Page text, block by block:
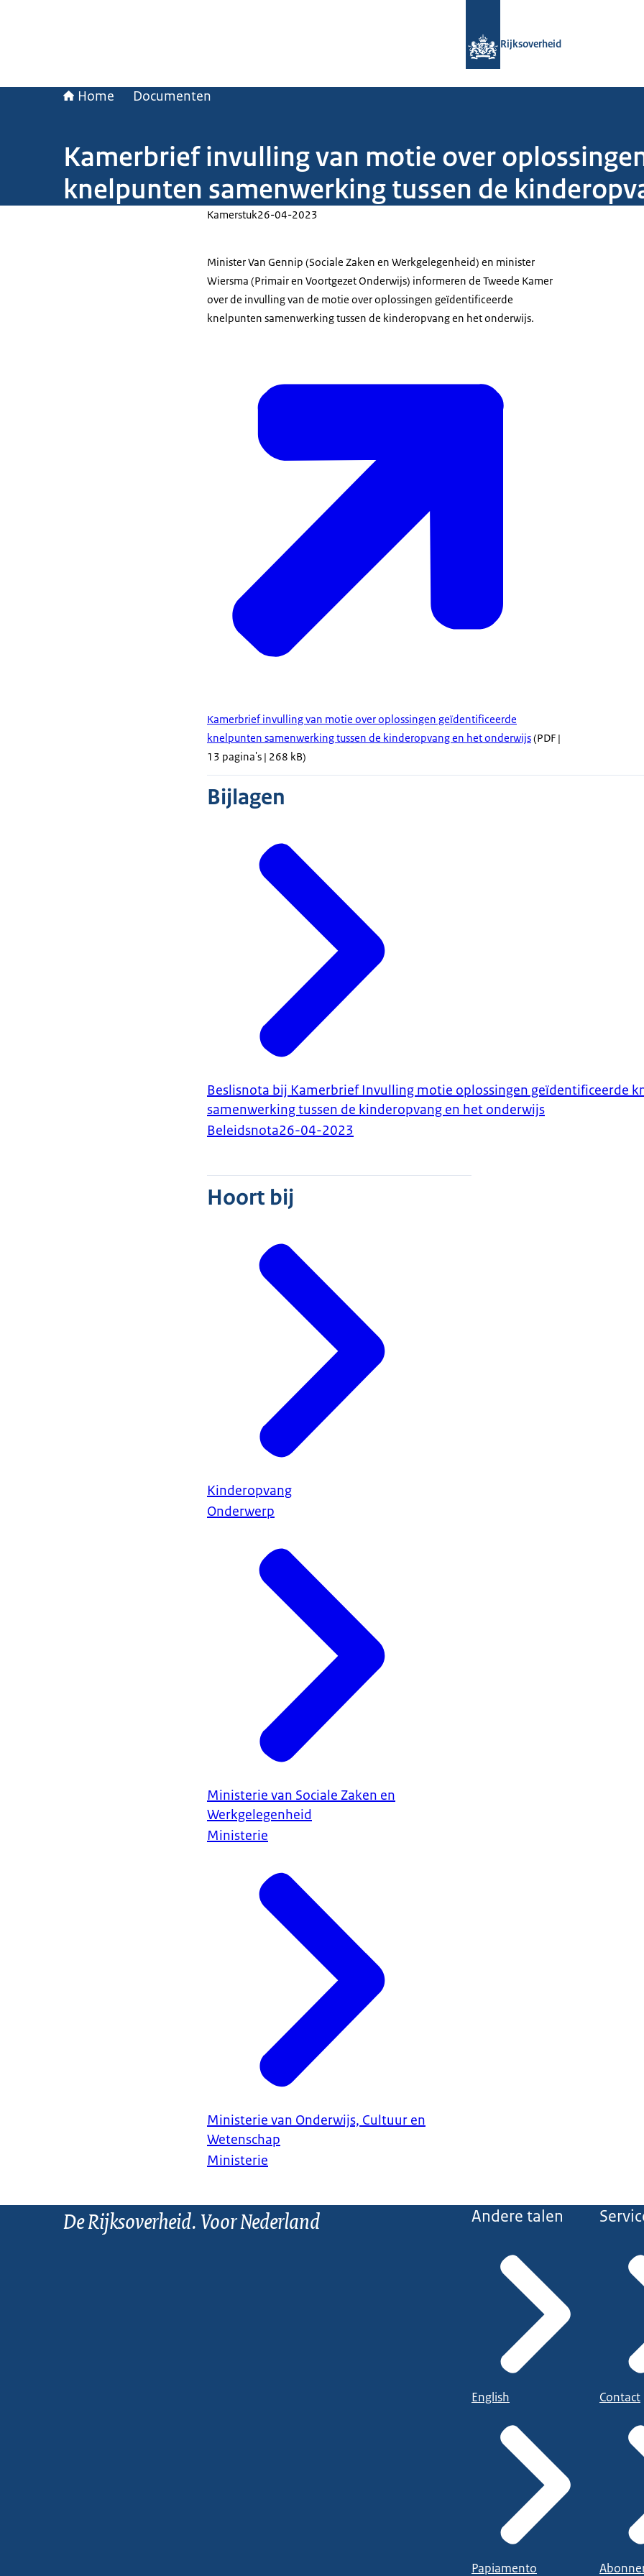
Rijksoverheid
Home Documenten
Kamerbrief invulling van motie over
knelpunten samenwerking tussen de
Kamerstuk26-04-2023
Minister Van Gennip (Sociale Zaken en Werkgelegenheid) en minister
Wiersma (Primair en Voortgezet Onderwijs) informeren de Tweede Kamer
over de invulling van de motie over oplossingen geïdentificeerde
knelpunten samenwerking tussen de kinderopvang en het onderwijs.
Kamerbrief invulling van motie over oplossingen geïdentificeerde
knelpunten samenwerking tussen de kinderopvang en het onderwijs(PDF |
13 pagina's | 268 kB)
Bijlagen
Beslisnota bij Kamerbrief Invulling motie oplossingen geïdentificeerde
samenwerking tussen de kinderopvang en het onderwijs
Beleidsnota26-04-2023
Hoort bij
Kinderopvang
Onderwerp
Ministerie van Sociale Zaken en
Werkgelegenheid
Ministerie
Ministerie van Onderwijs, Cultuur en
Wetenschap
Ministerie
De Rijksoverheid. Voor Nederland Andere talen
English
Papiamento
Contact